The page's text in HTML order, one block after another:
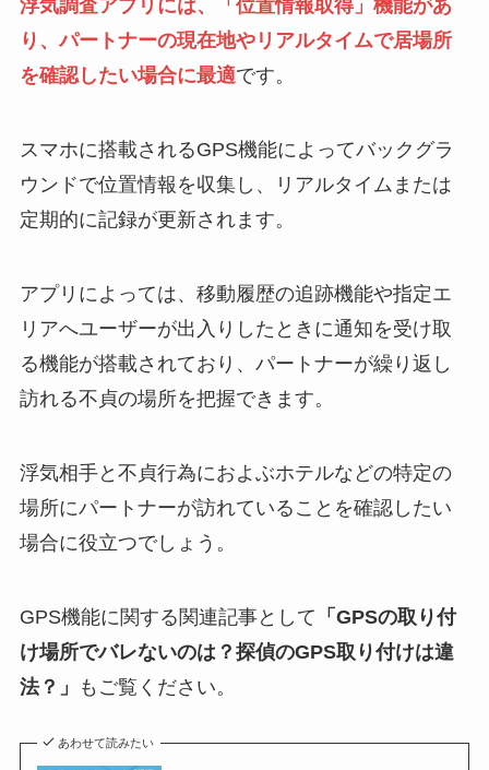
浮気調査アプリには、「位置情報取得」機能があ
り、パートナーの現在地やリアルタイムで居場所
を確認したい場合に最適です。
スマホに搭載されるGPS機能によってバックグラ
ウンドで位置情報を収集し、リアルタイムまたは
定期的に記録が更新されます。
アプリによっては、移動履歴の追跡機能や指定エ
リアへユーザーが出入りしたときに通知を受け取
る機能が搭載されており、パートナーが繰り返し
訪れる不貞の場所を把握できます。
浮気相手と不貞行為におよぶホテルなどの特定の
場所にパートナーが訪れていることを確認したい
場合に役立つでしょう。
GPS機能に関する関連記事として 「 GPSの取り付
け場所でバレないのは？探偵のGPS取り付けは違
法？」
もご覧ください。
あわせて読みたい